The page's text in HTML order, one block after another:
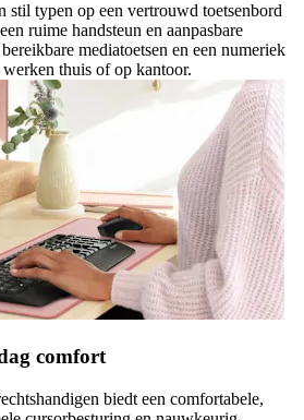
stil typen op een vertrouwd toetsenbord
ruime handsteun en aanpasbare
mediatoetsen en een numeriek
thuis of op kantoor.
comfort
biedt een comfortabele,